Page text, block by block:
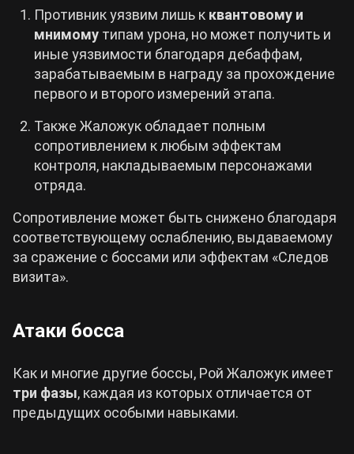
Противник уязвим лишь к квантовому и
мнимому типам урона, но может получить и
иные уязвимости благодаря дебаффам,
зарабатываемым в награду за прохождение
первого и второго измерений этапа.
Также Жаложук обладает полным
сопротивлением к любым эффектам
контроля, накладываемым персонажами
отряда.
Сопротивление может быть снижено благодаря
соответствующему ослаблению, выдаваемому
за сражение с боссами или эффектам «Следов
визита».
Атаки босса
Как и многие другие боссы, Рой Жаложук имеет
три фазы, каждая из которых отличается от
предыдущих особыми навыками.